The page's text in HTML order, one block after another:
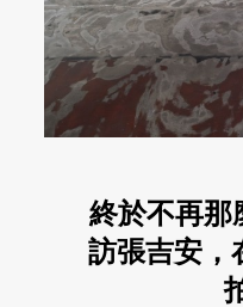
終於不再
訪張吉安，